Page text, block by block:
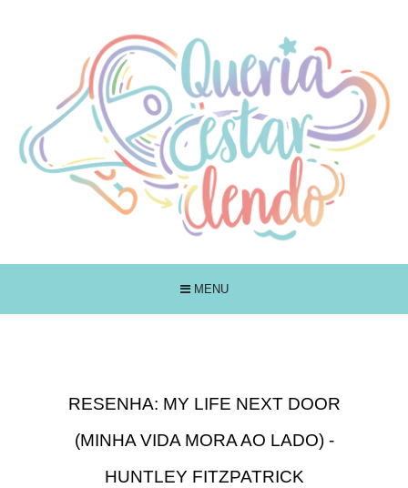
MENU
RESENHA: MY LIFE NEXT DOOR
(MINHA VIDA MORA AO LADO) -
HUNTLEY FITZPATRICK